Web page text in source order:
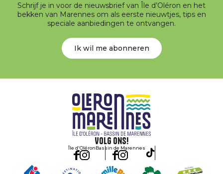
Schrijf je in voor de nieuwsbrief van Île d’Oléron en het
bekken van Marennes om als eerste nieuwtjes, tips en
speciale aanbiedingen te ontvangen.
Ik wil me abonneren
Volg ons!
Île d'OléronBassin de Marennes